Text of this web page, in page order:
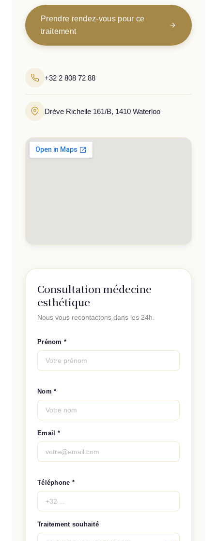
Prendre rendez-vous pour ce
traitement
+32 2 808 72 88
Drève Richelle 161/B, 1410 Waterloo
Consultation médecine
esthétique
Nous vous recontactons dans les 24h.
Prénom *
Nom *
Email *
Téléphone *
Traitement souhaité